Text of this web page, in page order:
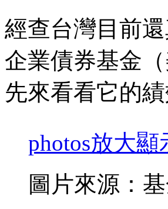
經查台灣目前
企業債券基金
先來看看它的績
photos放大顯
圖片來源：